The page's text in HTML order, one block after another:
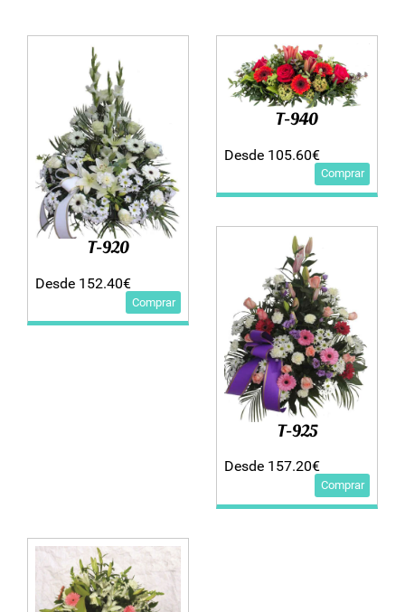
T-920
Desde 152.40€
Comprar
T-940
Desde 105.60€
Comprar
T-925
Desde 157.20€
Comprar